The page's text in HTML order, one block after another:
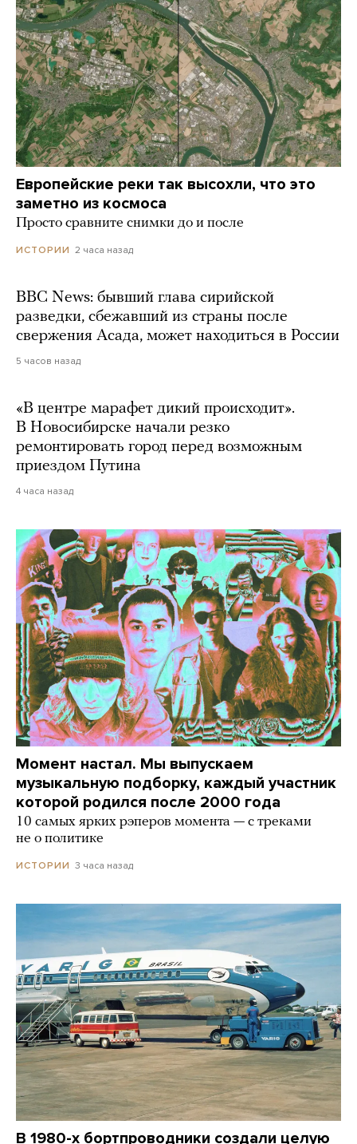
Европейские реки так высохли, что это
заметно из космоса
Просто сравните снимки до и после
ИСТОРИИ 2 часа назад
BBC News: бывший глава сирийской
разведки, сбежавший из страны после
свержения Асада, может находиться в России
5 часов назад
«В центре марафет дикий происходит».
В Новосибирске начали резко
ремонтировать город перед возможным
приездом Путина
4 часа назад
Момент настал. Мы выпускаем
музыкальную подборку, каждый участник
которой родился после 2000 года
10 самых ярких рэперов момента — с треками
не о политике
ИСТОРИИ 3 часа назад
В 1980-х бортпроводники создали целую